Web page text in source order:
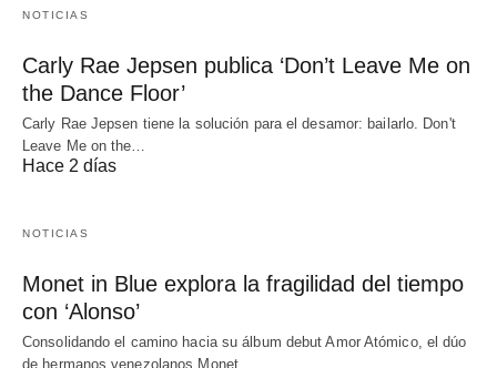
NOTICIAS
Carly Rae Jepsen publica ‘Don’t Leave Me on
the Dance Floor’
Carly Rae Jepsen tiene la solución para el desamor: bailarlo. Don't
Leave Me on the…
Hace 2 días
NOTICIAS
Monet in Blue explora la fragilidad del tiempo
con ‘Alonso’
Consolidando el camino hacia su álbum debut Amor Atómico, el dúo
de hermanos venezolanos Monet…